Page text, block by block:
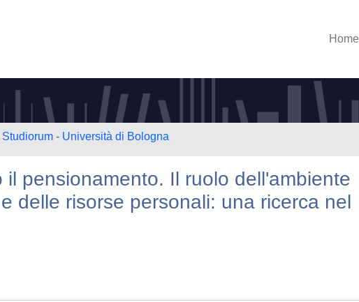
Home
- Università di Bologna
il pensionamento. Il ruolo dell'ambiente
delle risorse personali: una ricerca nel